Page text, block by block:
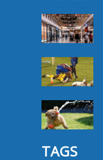
TAGS